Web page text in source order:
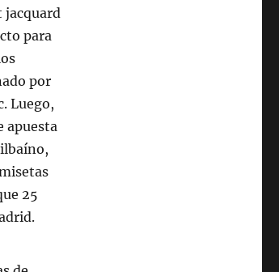
jacquard
para
por
Luego,
apuesta
25